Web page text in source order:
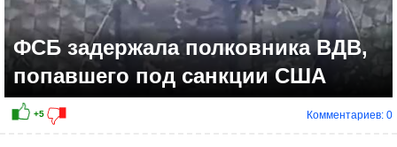
ФСБ задержала полковника ВДВ,
попавшего под санкции США
Комментариев: 0